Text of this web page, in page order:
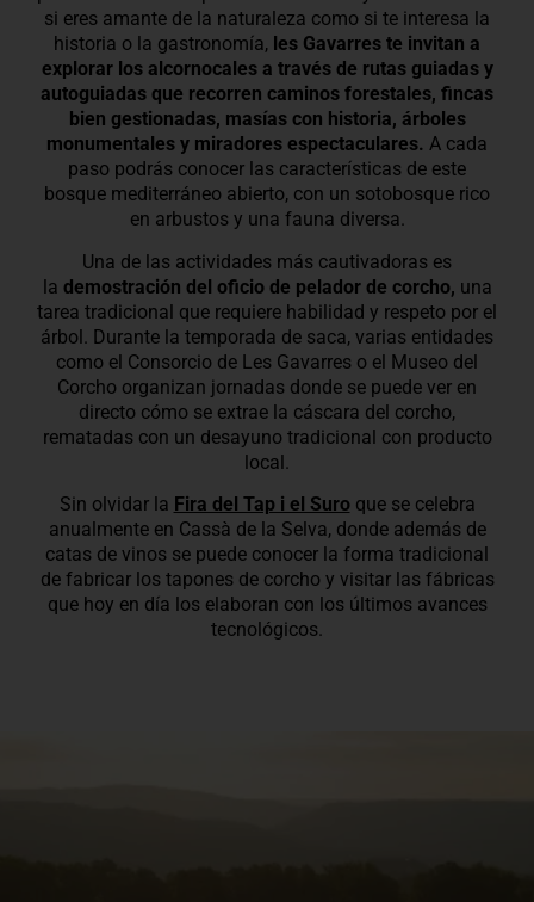
si eres amante de la naturaleza como si te interesa la
historia o la gastronomía, les Gavarres te invitan a
explorar los alcornocales a través de rutas guiadas y
autoguiadas que recorren caminos forestales, fincas
bien gestionadas, masías con historia, árboles
monumentales y miradores espectaculares. A cada
paso podrás conocer las características de este
bosque mediterráneo abierto, con un sotobosque rico
en arbustos y una fauna diversa.
Una de las actividades más cautivadoras es
la demostración del oficio de pelador de corcho, una
tarea tradicional que requiere habilidad y respeto por el
árbol. Durante la temporada de saca, varias entidades
como el Consorcio de Les Gavarres o el Museo del
Corcho organizan jornadas donde se puede ver en
directo cómo se extrae la cáscara del corcho,
rematadas con un desayuno tradicional con producto
local.
Sin olvidar la Fira del Tap i el Suroque se celebra
anualmente en Cassà de la Selva, donde además de
catas de vinos se puede conocer la forma tradicional
de fabricar los tapones de corcho y visitar las fábricas
que hoy en día los elaboran con los últimos avances
tecnológicos.